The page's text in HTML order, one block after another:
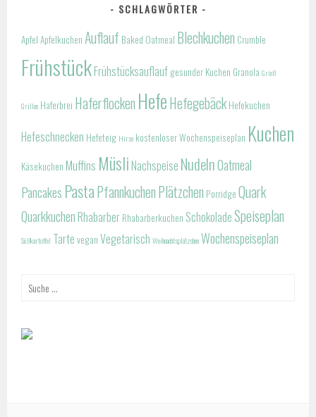
SCHLAGWÖRTER
Apfel Apfelkuchen Auflauf Baked Oatmeal Blechkuchen Crumble
FrühstückFrühstücksauflauf gesunder Kuchen Granola Grieß
Grillen Haferbrei Haferflocken HefeHefegebäck Hefekuchen
Hefeschnecken Hefeteig Hirse kostenloser Wochenspeiseplan Kuchen
Käsekuchen Muffins Müsli Nachspeise NudelnOatmeal
Pancakes PastaPfannkuchenPlätzchen Porridge Quark
Quarkkuchen Rhabarber Rhabarberkuchen SchokoladeSpeiseplan
Süßkartoffel Tarte vegan Vegetarisch Weihnachtsplätzchen Wochenspeiseplan
Suche